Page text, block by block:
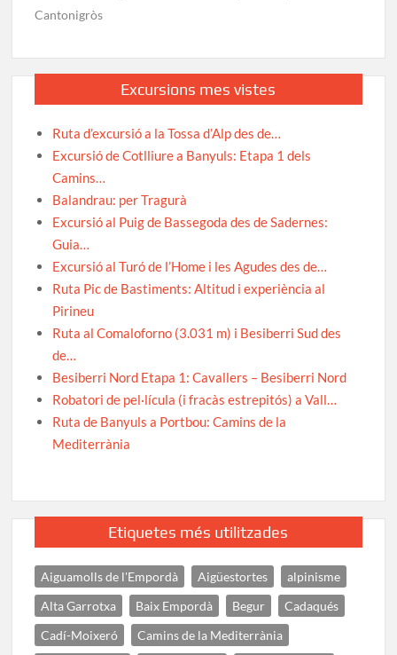
Cantonigròs
Excursions mes vistes
Ruta d’excursió a la Tossa d’Alp des de…
Excursió de Cotlliure a Banyuls: Etapa 1 dels
Camins…
Balandrau: per Tragurà
Excursió al Puig de Bassegoda des de Sadernes:
Guia…
Excursió al Turó de l’Home i les Agudes des de…
Ruta Pic de Bastiments: Altitud i experiència al
Pirineu
Ruta al Comaloforno (3.031 m) i Besiberri Sud des
de…
Besiberri Nord Etapa 1: Cavallers – Besiberri Nord
Robatori de pel·lícula (i fracàs estrepitós) a Vall…
Ruta de Banyuls a Portbou: Camins de la
Mediterrània
Etiquetes més utilitzades
Aiguamolls de l'Empordà Aigüestortes
alpinisme
Alta Garrotxa
Baix Empordà Begur
Cadaqués
Cadí-Moixeró
Camins de la Mediterrània